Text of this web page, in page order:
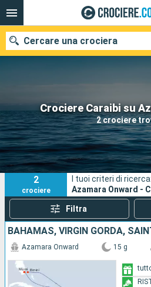
Crociere Caraibi su
2 crociere
Cercare una crociera
Le nostre destinazioni
Mesi di partenza
Porti
2
crociere
I tuoi criteri di ricerca:
Azamara Onward -
Filtra
Azamara Onward 15 g